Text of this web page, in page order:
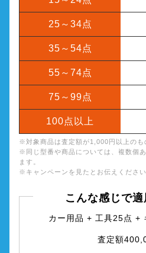
25～34点
35～54点
55～74点
75～99点
100点以上
※対象商品は査定額が1,000円以上のも
※同じ型番や商品については、複数個
ます。
※キャンペーンを見たとお伝えください
こんな感じで
カー用品 + 工具25点 +
査定額